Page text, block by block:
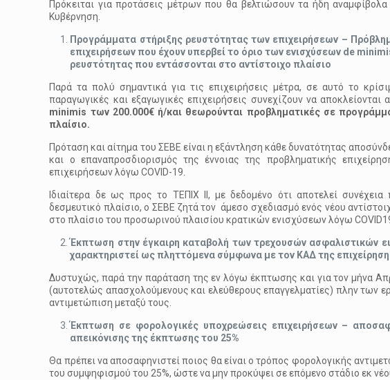
Πρόκειται για προτάσεις μέτρων που θα βελτιώσουν τα ήδη
Κυβέρνηση.
Προγράμματα στήριξης ρευστότητας των επιχειρήσεων –
επιχειρήσεων που έχουν υπερβεί το όριο των ενισχύσεων de
ρευστότητας που εντάσσονται στο αντίστοιχο πλαίσιο
Παρά τα πολύ σημαντικά για τις επιχειρήσεις μέτρα, σε αυτό το
παραγωγικές και εξαγωγικές επιχειρήσεις συνεχίζουν να αποκλείονται
minimis των 200.000€ ή/και θεωρούνται προβληματικές σε
πλαίσιο.
Πρόταση και αίτημα του ΣΕΒΕ είναι η εξάντληση κάθε δυνατότητας
και ο επαναπροσδιορισμός της έννοιας της προβληματικής
επιχειρήσεων λόγω COVID-19.
Ιδιαίτερα δε ως προς το ΤΕΠΙΧ ΙΙ, με δεδομένο ότι αποτελεί
δεσμευτικό πλαίσιο, ο ΣΕΒΕ ζητά τον άμεσο σχεδιασμό ενός νέου
στο πλαίσιο του προσωρινού πλαισίου κρατικών ενισχύσεων λόγω
Έκπτωση στην έγκαιρη καταβολή των τρεχουσών ασφαλιστικών
χαρακτηριστεί ως πληττόμενα σύμφωνα με τον ΚΑΔ της
Δυστυχώς, παρά την παράταση της εν λόγω έκπτωσης και για τον μήνα
(αυτοτελώς απασχολούμενους και ελεύθερους επαγγελματίες) πλην των
αντιμετώπιση μεταξύ τους.
Έκπτωση σε φορολογικές υποχρεώσεις επιχειρήσεων –
απεικόνισης της έκπτωσης του 25%
Θα πρέπει να αποσαφηνιστεί ποιος θα είναι ο τρόπος φορολογικής
του συμψηφισμού του 25%, ώστε να μην προκύψει σε επόμενο στάδιο εκ